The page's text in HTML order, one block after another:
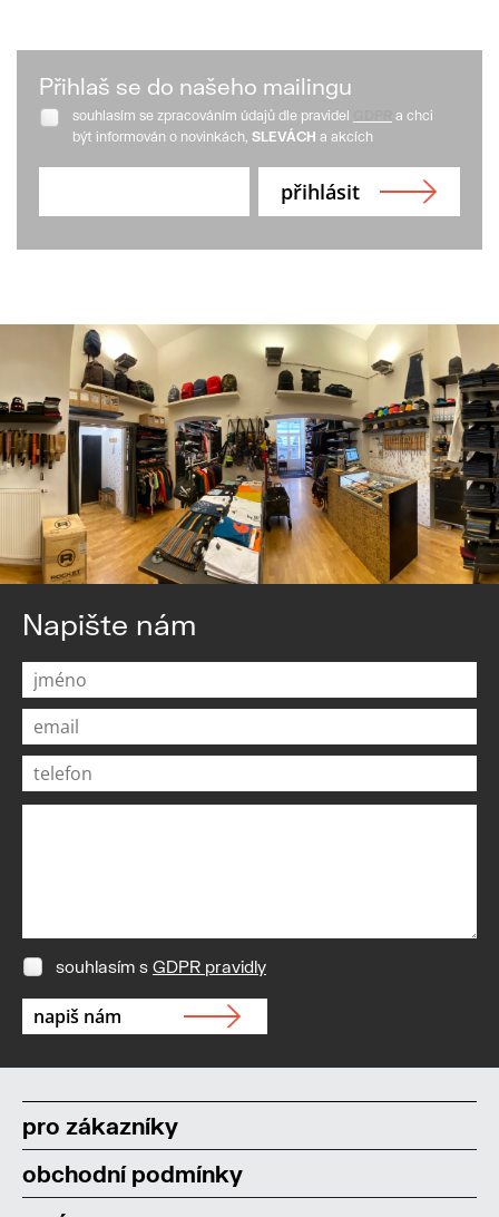
Přihlaš se do našeho mailingu
souhlasím se zpracováním údajů dle pravidel
a chci
být informován o novinkách, SLEVÁCH a akcích
Napište nám
souhlasím s GDPR pravidly
pro zákazníky
obchodní podmínky